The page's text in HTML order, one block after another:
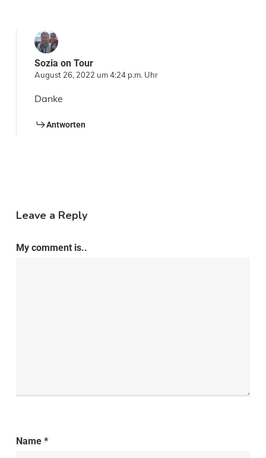
Sozia on Tour
August 26, 2022 um 4:24 p.m. Uhr
Danke
Antworten
Leave a Reply
My comment is..
Name *